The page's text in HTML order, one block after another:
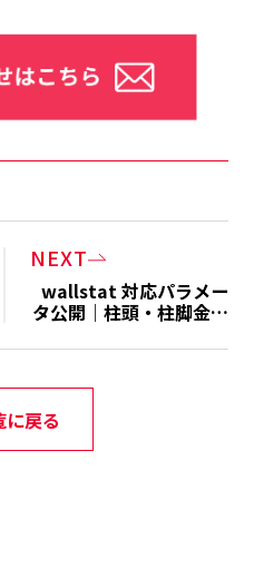
NEXT
wallstat 対応パラメー
タ公開｜柱頭・柱脚金物
供開始
に戻る